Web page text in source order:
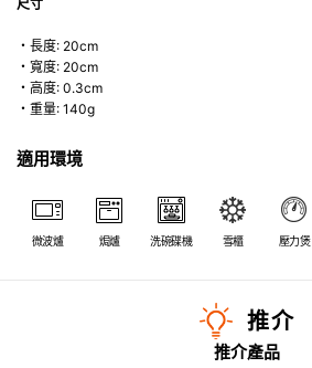
尺寸
・長度: 20cm
・寬度: 20cm
・高度: 0.3cm
・重量: 140g
適用環境
微波爐 焗爐 洗碗碟機 雪櫃 壓力煲
推介
推介產品